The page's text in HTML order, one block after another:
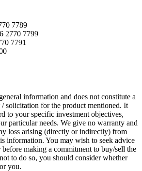
7789
2770 7799
7791
information and does not constitute a
solicitation for the product mentioned. It
to your specific investment objectives,
particular needs. We give no warranty and
loss arising (directly or indirectly) from
information. You may wish to seek advice
making a commitment to buy/sell the
to do so, you should consider whether
you.